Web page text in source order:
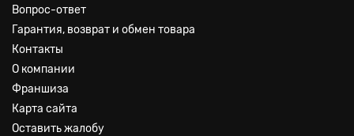
Вопрос-ответ
Гарантия, возврат и обмен товара
Контакты
О компании
Франшиза
Карта сайта
Оставить жалобу